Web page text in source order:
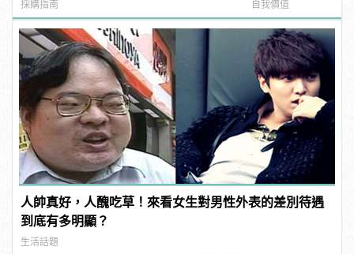
採購指南 自我價值
人帥真好，人醜吃草！來看女生對男性外表的差別待遇
到底有多明顯？
生活話題